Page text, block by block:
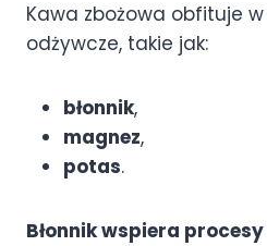
Kawa zbożowa obfituje w
odżywcze, takie jak:
błonnik,
magnez,
potas.
Błonnik wspiera